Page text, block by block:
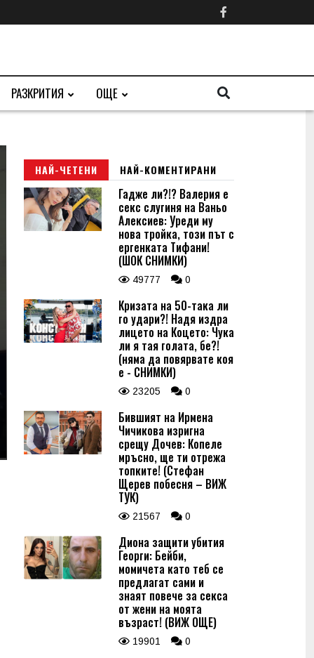
РАЗКРИТИЯ ОЩЕ
НАЙ-ЧЕТЕНИ НАЙ-КОМЕНТИРАНИ
Гадже ли?!? Валерия е
секс слугиня на Ваньо
Алексиев: Уреди му
нова тройка, този път с
ергенката Тифани!
(ШОК СНИМКИ)
49777 0
Кризата на 50-така ли
го удари?! Надя издра
лицето на Коцето: Чука
ли я тая голата, бе?!
(няма да повярвате коя
е - СНИМКИ)
23205 0
Бившият на Ирмена
Чичикова изригна
срещу Дочев: Копеле
мръсно, ще ти отрежа
топките! (Стефан
Щерев побесня – ВИЖ
ТУК)
21567 0
Диона защити убития
Георги: Бейби,
момичета като теб се
предлагат сами и
знаят повече за секса
от жени на моята
възраст! (ВИЖ ОЩЕ)
19901 0